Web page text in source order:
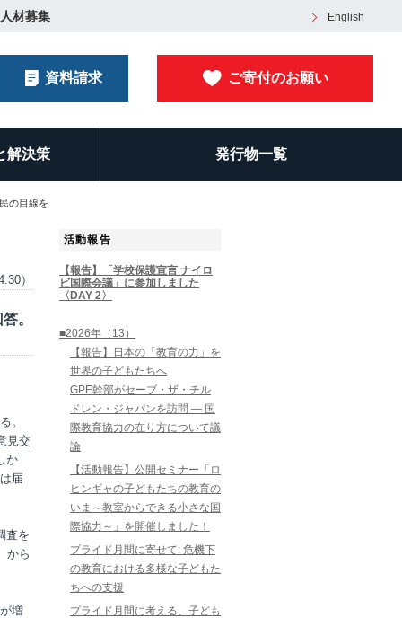
人材募集 English
資料請求 ご寄付のお願い
解決策 発行物一覧
の目線を
）
。
。
見交
か
届
査を
から
増
活動報告
【報告】「学校保護宣言 ナイロ
ビ国際会議」に参加しました
〈DAY 2〉
■2026年（13）
【報告】日本の「教育の力」を
世界の子どもたちへ
GPE幹部がセーブ・ザ・チル
ドレン・ジャパンを訪問 ― 国
際教育協力の在り方について議
論
【活動報告】公開セミナー「ロ
ヒンギャの子どもたちの教育の
いま～教室からできる小さな国
際協力～」を開催しました！
プライド月間に寄せて: 危機下
の教育における多様な子どもた
ちへの支援
プライド月間に考える、子ども